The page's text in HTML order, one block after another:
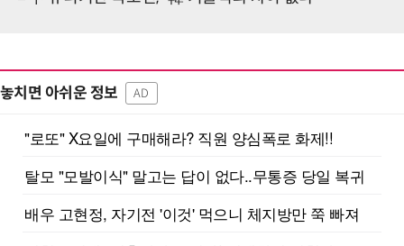
놓치면 아쉬운 정보 AD